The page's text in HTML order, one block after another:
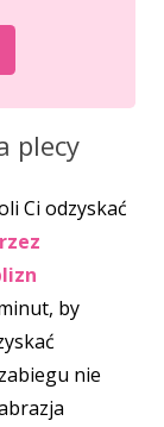
plecy
Ci odzyskać
by
nie